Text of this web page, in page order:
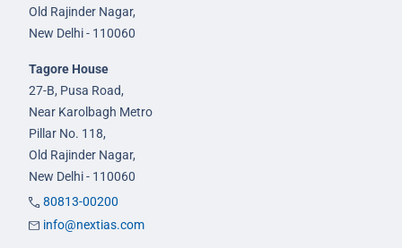
Old Rajinder Nagar,
New Delhi - 110060
Tagore House
27-B, Pusa Road,
Near Karolbagh Metro
Pillar No. 118,
Old Rajinder Nagar,
New Delhi - 110060
80813-00200
info@nextias.com